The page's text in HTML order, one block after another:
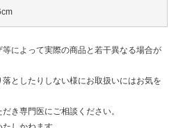
によって実際の商品と若干異なる場合が
としたりしない様にお取扱いにはお気を
き専門医にご相談ください。